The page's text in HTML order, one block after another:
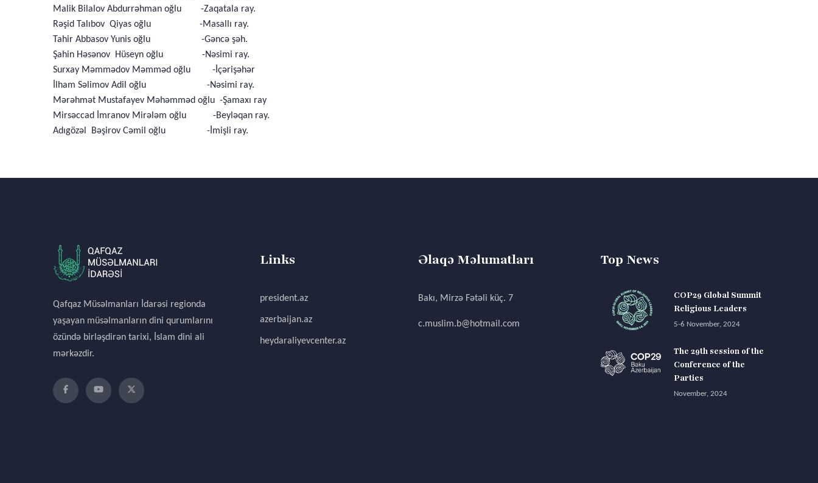
Malik Bilalov Abdurrəhman oğlu -Zaqatala ray.
Rəşid Talıbov Qiyas oğlu -Masallı ray.
Tahir Abbasov Yunis oğlu -Gəncə şəh.
Şahin Həsənov Hüseyn oğlu -Nəsimi ray.
Surxay Məmmədov Məmməd oğlu -İçərişəhər
İlham Səlimov Adil oğlu -Nəsimi ray.
Mərəhmət Mustafayev Məhəmməd oğlu -Şamaxı ray
Mirsəccad İmranov Mirələm oğlu -Beyləqan ray.
Adıgözəl Bəşirov Cəmil oğlu -İmişli ray.
Qafqaz Müsəlmanları İdarəsi regionda
yaşayan müsəlmanların dini qurumlarını
özündə birləşdirən tarixi, İslam dini ali
mərkəzdir.
Links
president.az
azerbaijan.az
heydaraliyevcenter.az
Əlaqə Məlumatları
Bakı, Mirzə Fətəli küç. 7
c.muslim.b@hotmail.com
Top News
COP29 Global Summit
Religious Leaders
5-6 November, 2024
The 29th session of the
Conference of the
Parties
November, 2024